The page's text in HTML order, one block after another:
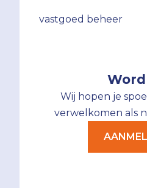
Wij hopen je
verwelkomen als
vastgoed beheer